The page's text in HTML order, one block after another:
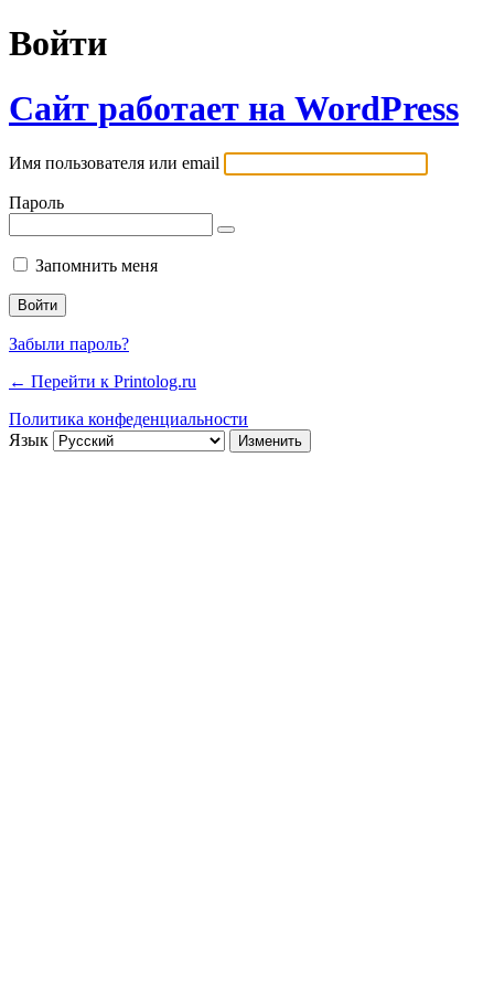
Войти
Сайт работает на WordPress
Имя пользователя или email
Пароль
Запомнить меня
Забыли пароль?
← Перейти к Printolog.ru
Политика конфеденциальности
Язык